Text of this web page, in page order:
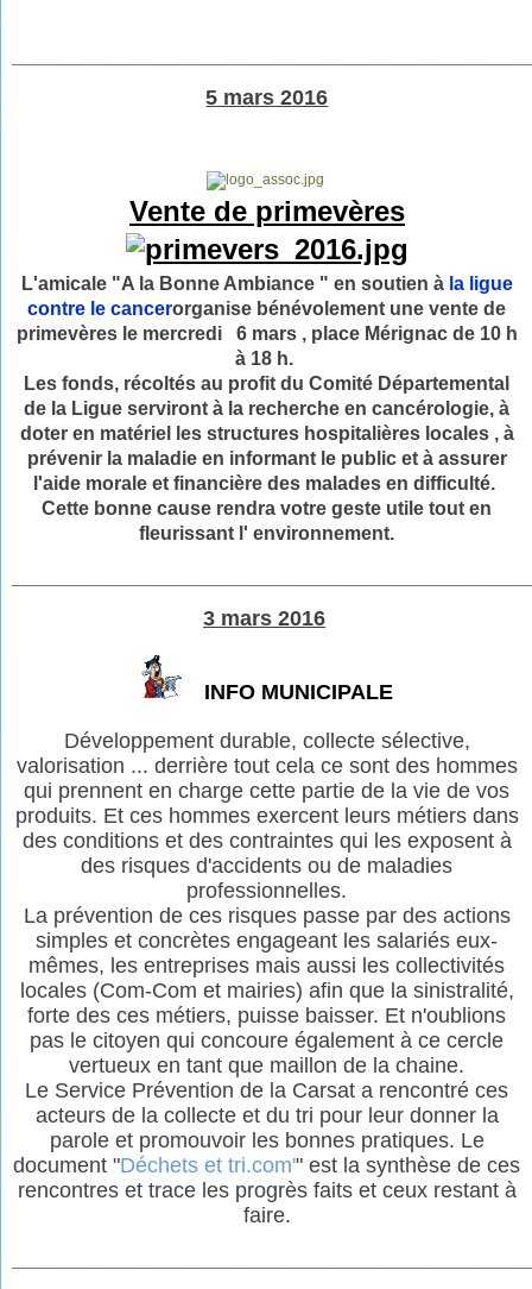
5 mars 2016
Vente de primevères
L'amicale "A la Bonne Ambiance " en soutien à la ligue
contre le cancerorganise bénévolement une vente de
primevères le mercredi 6 mars , place Mérignac de 10 h
à 18 h.
Les fonds, récoltés au profit du Comité Départemental
de la Ligue serviront à la recherche en cancérologie, à
doter en matériel les structures hospitalières locales , à
prévenir la maladie en informant le public et à assurer
l'aide morale et financière des malades en difficulté.
Cette bonne cause rendra votre geste utile tout en
fleurissant l' environnement.
3 mars 2016
INFO MUNICIPALE
Développement durable, collecte sélective,
valorisation ... derrière tout cela ce sont des hommes
qui prennent en charge cette partie de la vie de vos
produits. Et ces hommes exercent leurs métiers dans
des conditions et des contraintes qui les exposent à
des risques d'accidents ou de maladies
professionnelles.
La prévention de ces risques passe par des actions
simples et concrètes engageant les salariés eux-
mêmes, les entreprises mais aussi les collectivités
locales (Com-Com et mairies) afin que la sinistralité,
forte des ces métiers, puisse baisser. Et n'oublions
pas le citoyen qui concoure également à ce cercle
vertueux en tant que maillon de la chaine.
Le Service Prévention de la Carsat a rencontré ces
acteurs de la collecte et du tri pour leur donner la
parole et promouvoir les bonnes pratiques. Le
document "Déchets et tri.com'" est la synthèse de ces
rencontres et trace les progrès faits et ceux restant à
faire.